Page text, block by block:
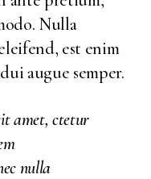
Nulla
est enim
augue semper.
amet, ctetur
nulla